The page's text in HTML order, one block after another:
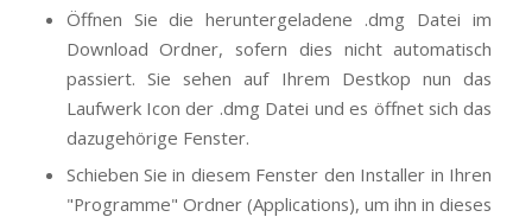
Öffnen Sie die heruntergeladene .dmg Datei im
Download Ordner, sofern dies nicht automatisch
passiert. Sie sehen auf Ihrem Destkop nun das
Laufwerk Icon der .dmg Datei und es öffnet sich das
dazugehörige Fenster.
Schieben Sie in diesem Fenster den Installer in Ihren
"Programme" Ordner (Applications), um ihn in dieses